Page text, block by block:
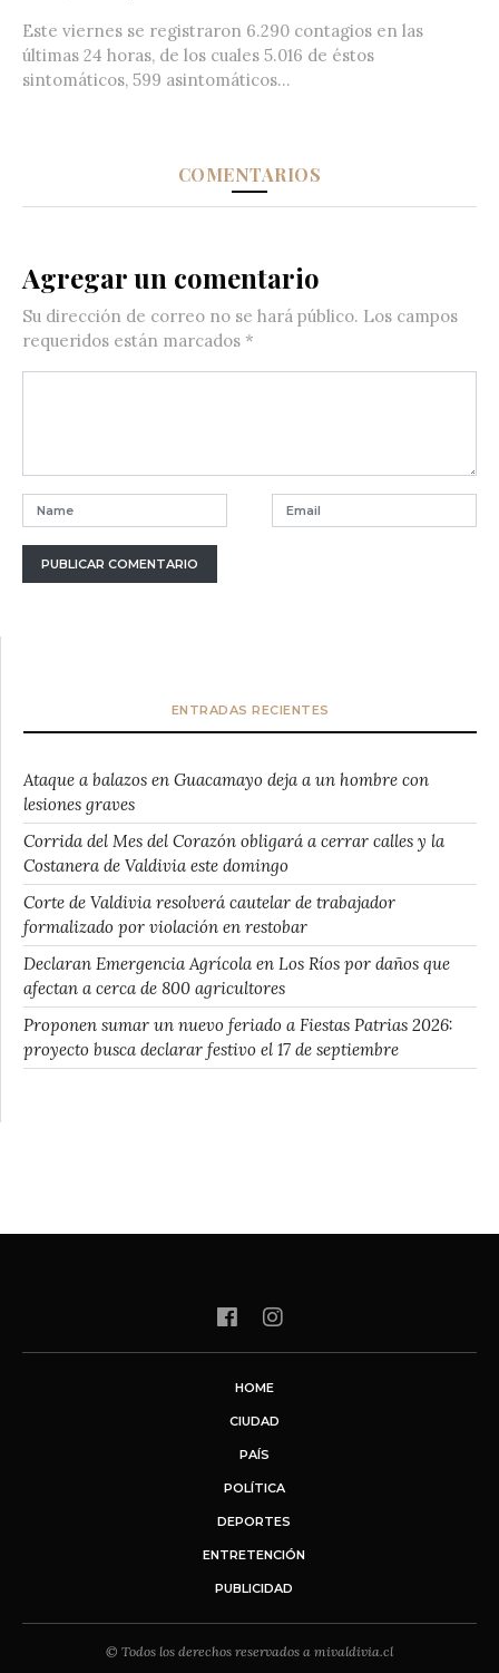
Este viernes se registraron 6.290 contagios en las
últimas 24 horas, de los cuales 5.016 de éstos
sintomáticos, 599 asintomáticos...
COMENTARIOS
Agregar un comentario
Su dirección de correo no se hará público. Los campos
requeridos están marcados *
ENTRADAS RECIENTES
Ataque a balazos en Guacamayo deja a un hombre con
lesiones graves
Corrida del Mes del Corazón obligará a cerrar calles y la
Costanera de Valdivia este domingo
Corte de Valdivia resolverá cautelar de trabajador
formalizado por violación en restobar
Declaran Emergencia Agrícola en Los Ríos por daños que
afectan a cerca de 800 agricultores
Proponen sumar un nuevo feriado a Fiestas Patrias 2026:
proyecto busca declarar festivo el 17 de septiembre
HOME
CIUDAD
PAÍS
POLÍTICA
DEPORTES
ENTRETENCIÓN
PUBLICIDAD
© Todos los derechos reservados a mivaldivia.cl